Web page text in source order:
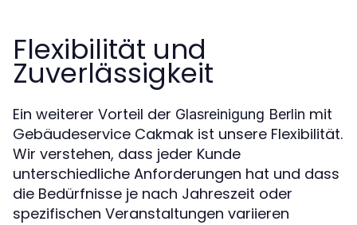
Flexibilität und
Zuverlässigkeit
Ein weiterer Vorteil der Glasreinigung Berlin mit
Gebäudeservice Cakmak ist unsere Flexibilität.
Wir verstehen, dass jeder Kunde
unterschiedliche Anforderungen hat und dass
die Bedürfnisse je nach Jahreszeit oder
spezifischen Veranstaltungen variieren